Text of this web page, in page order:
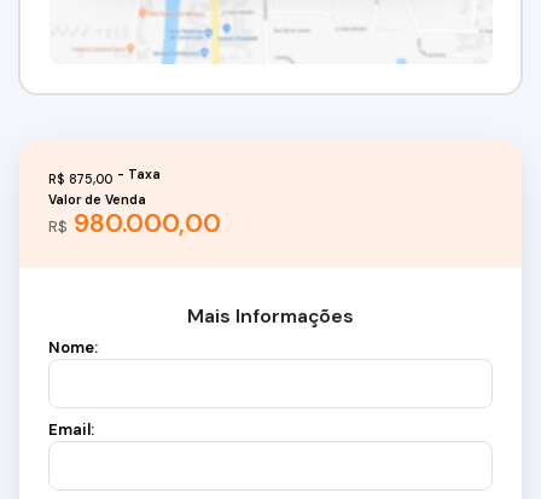
R$ 980.000,00
Valor de Venda
R$ 875,00
Mais Informações
Nome:
Email: